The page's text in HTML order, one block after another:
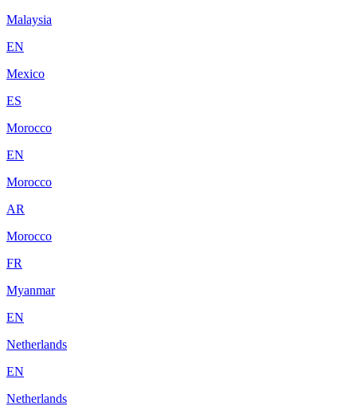
Malaysia
EN
Mexico
ES
Morocco
EN
Morocco
AR
Morocco
FR
Myanmar
EN
Netherlands
EN
Netherlands